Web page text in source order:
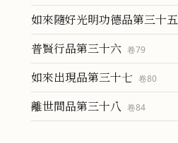
如來隨好光明功德品第三十五
普賢行品第三十六 卷79
如來出現品第三十七 卷80
離世間品第三十八 卷84